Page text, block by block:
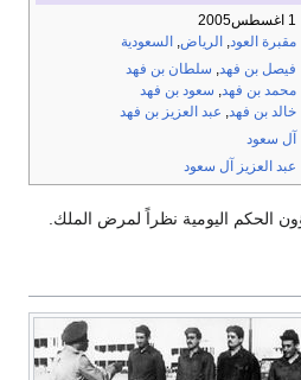
1 اغسطس2005
مقبرة العود, الرياض, السعودية
فيصل بن فهد, سلطان بن فهد
محمد بن فهد, سعود بن فهد
خالد بن فهد, عبد العزيز بن فهد
آل سعود
عبد العزيز آل سعود
الحكم اليومية نظراً لمرض الملك.